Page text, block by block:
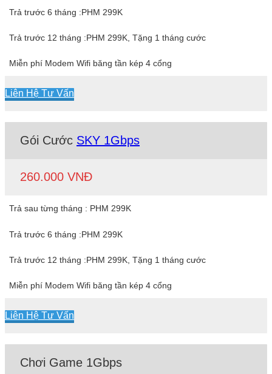
Trả trước 6 tháng :PHM 299K
Trả trước 12 tháng :PHM 299K, Tặng 1 tháng cước
Miễn phí Modem Wifi băng tần kép 4 cổng
Liên Hệ Tư Vấn
Gói Cước SKY 1Gbps
260.000 VNĐ
Trả sau từng tháng : PHM 299K
Trả trước 6 tháng :PHM 299K
Trả trước 12 tháng :PHM 299K, Tặng 1 tháng cước
Miễn phí Modem Wifi băng tần kép 4 cổng
Liên Hệ Tư Vấn
Chơi Game 1Gbps